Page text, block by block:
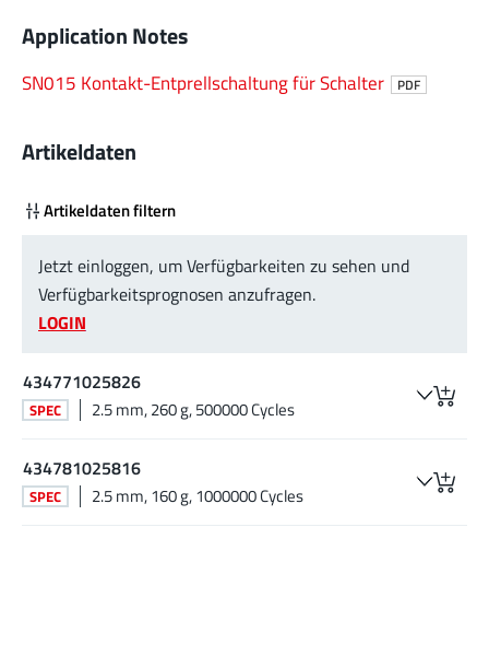
Application Notes
SN015 Kontakt-Entprellschaltung für Schalter PDF
Artikeldaten
Artikeldaten filtern
Jetzt einloggen, um Verfügbarkeiten zu sehen und
Verfügbarkeitsprognosen anzufragen.
LOGIN
434771025826
SPEC 2.5 mm, 260 g, 500000 Cycles
434781025816
SPEC 2.5 mm, 160 g, 1000000 Cycles